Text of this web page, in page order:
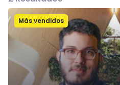
Más vendidos